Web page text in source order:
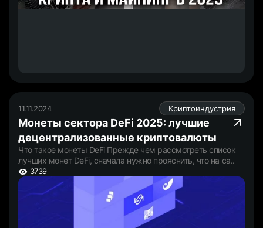
11.11.2024 Криптоиндустрия
Монеты сектора DeFi 2025: лучшие
децентрализованные криптовалюты
Что такое монеты DeFi Прежде чем рассмотреть список
лучших монет DeFi, сначала нужно прояснить, что на са..
3739